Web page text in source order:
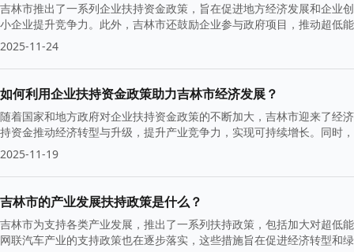
吉林市推出了一系列企业扶持资金政策，旨在促进地方经济发展和企业
小企业提升竞争力。此外，吉林市还鼓励企业参与政府项目，推动超低
2025-11-24
如何利用企业扶持资金政策助力吉林市经济发展？
随着国家和地方政府对企业扶持资金政策的不断加大，吉林市迎来了经
持资金推动经济转型与升级，提升产业竞争力，实现可持续增长。同时
2025-11-19
吉林市的产业发展扶持政策是什么？
吉林市为支持各类产业发展，推出了一系列扶持政策，包括加大对超低
网联汽车产业的支持政策也在逐步落实，这些措施旨在促进经济转型和